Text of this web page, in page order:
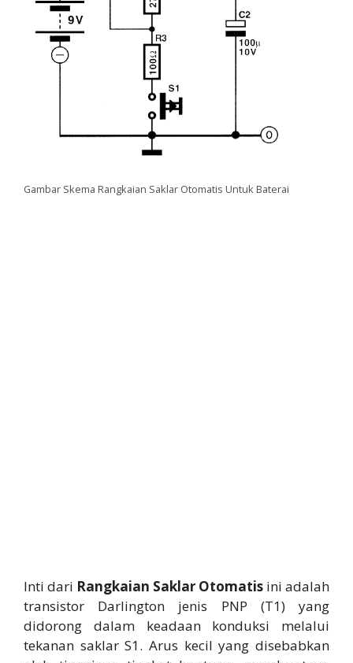
Gambar Skema Rangkaian Saklar Otomatis Untuk Baterai
Inti dari Rangkaian Saklar Otomatis ini adalah
transistor Darlington jenis PNP (T1) yang
didorong dalam keadaan konduksi melalui
tekanan saklar S1. Arus kecil yang disebabkan